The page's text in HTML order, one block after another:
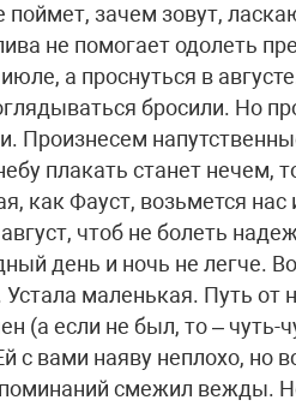
поймет, зачем зовут,
не помогает одолеть
а проснуться в
бросили. Но
Произнесем
плакать станет нечем,
как Фауст, возьмется
чтоб не болеть
день и ночь не легче.
маленькая. Путь от
(а если не был, то – чуть-
с вами наяву неплохо, но
смежил вежды.